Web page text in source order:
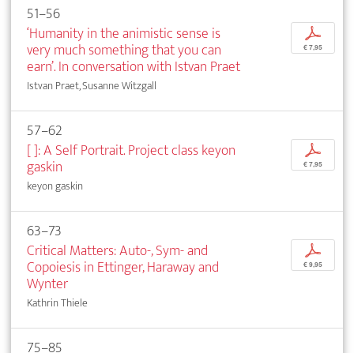
51–56
‘Humanity in the animistic sense is
very much something that you can
earn’. In conversation with Istvan Praet
Istvan Praet, Susanne Witzgall
p
€ 7,95
57–62
[ ]: A Self Portrait. Project class keyon
gaskin
keyon gaskin
p
€ 7,95
63–73
Critical Matters: Auto-, Sym- and
Copoiesis in Ettinger, Haraway and
Wynter
Kathrin Thiele
p
€ 9,95
75–85